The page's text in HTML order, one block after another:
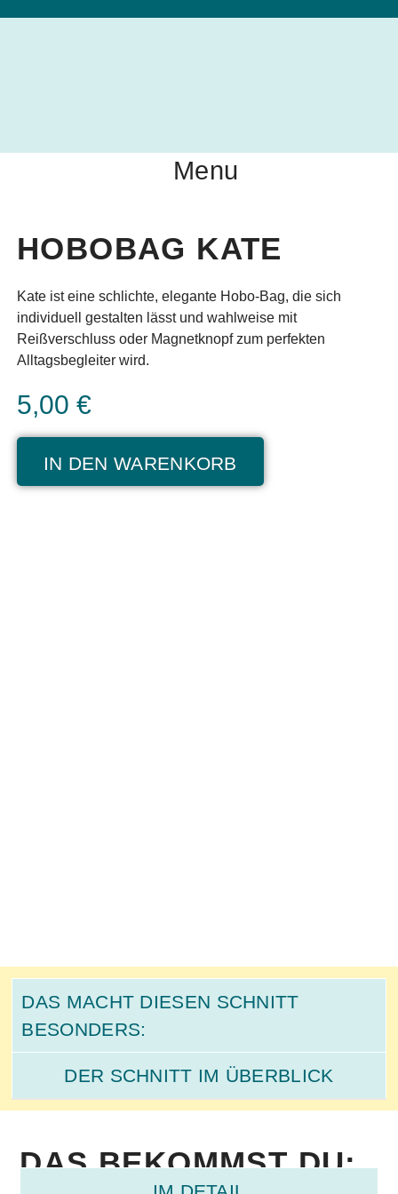
Menu
HOBOBAG KATE
Kate ist eine schlichte, elegante Hobo-Bag, die sich
individuell gestalten lässt und wahlweise mit
Reißverschluss oder Magnetknopf zum perfekten
Alltagsbegleiter wird.
5,00 €
IN DEN WARENKORB
DAS MACHT DIESEN SCHNITT
BESONDERS:
DER SCHNITT IM ÜBERBLICK
DAS BEKOMMST DU: